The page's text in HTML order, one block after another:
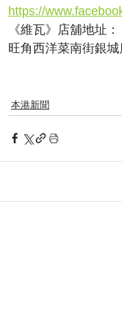
https://
《維瓦》店舖地址：
旺角西洋菜南街銀
本港新聞